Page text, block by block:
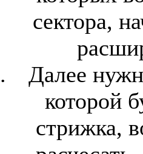
сектора,
Далее
которой
стрижка,